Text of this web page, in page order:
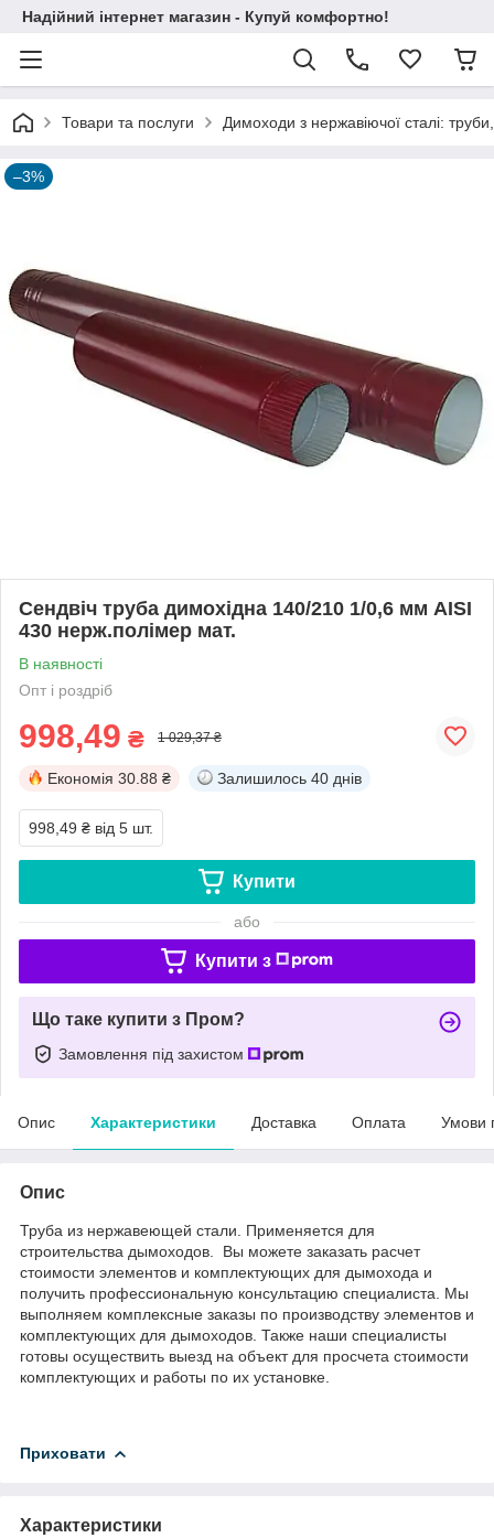
Надійний інтернет магазин - Купуй комфортно!
Товари та послуги Димоходи з нержавіючої сталі:
–3%
Сендвіч труба димохідна 140/210 1/0,6 мм AISI
430 нерж.полімер мат.
В наявності
Опт і роздріб
998,49 ₴ 1 029,37 ₴
Економія 30.88 ₴ Залишилось 40 днів
998,49 ₴ від 5 шт.
Купити
або
Купити з
Що таке купити з Пром?
Замовлення під захистом
Опис Характеристики Доставка Оплата Умови
Опис
Труба из нержавеющей стали. Применяется для
строительства дымоходов. Вы можете заказать расчет
стоимости элементов и комплектующих для дымохода и
получить профессиональную консультацию специалиста. Мы
выполняем комплексные заказы по производству элементов и
комплектующих для дымоходов. Также наши специалисты
готовы осуществить выезд на объект для просчета стоимости
комплектующих и работы по их установке.
Приховати
Характеристики